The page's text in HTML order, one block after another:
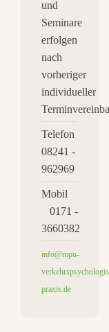
und
Seminare
erfolgen
nach
vorheriger
individueller
Telefon
08241 -
962969
Mobil
0171 -
3660382
info@mpu-
praxis.de